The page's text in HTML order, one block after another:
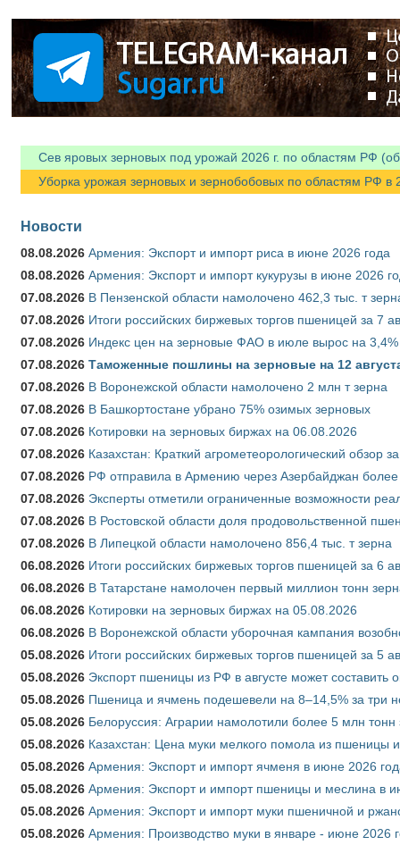
Сев яровых зерновых под урожай 2026 г. по областям РФ
Уборка урожая зерновых и зернобобовых по областям РФ в
Новости
08.08.2026 Армения: Экспорт и импорт риса в июне 2026 года
08.08.2026 Армения: Экспорт и импорт кукурузы в июне 2026
07.08.2026 В Пензенской области намолочено 462,3 тыс. т
07.08.2026 Итоги российских биржевых торгов пшеницей за 7
07.08.2026 Индекс цен на зерновые ФАО в июле вырос на 3,4%
07.08.2026 Таможенные пошлины на зерновые на 12
07.08.2026 В Воронежской области намолочено 2 млн т зерна
07.08.2026 В Башкортостане убрано 75% озимых зерновых
07.08.2026 Котировки на зерновых биржах на 06.08.2026
07.08.2026 Казахстан: Краткий агрометеорологический обзор
07.08.2026 РФ отправила в Армению через Азербайджан более
07.08.2026 Эксперты отметили ограниченные возможности
07.08.2026 В Ростовской области доля продовольственной
07.08.2026 В Липецкой области намолочено 856,4 тыс. т зерна
06.08.2026 Итоги российских биржевых торгов пшеницей за 6
06.08.2026 В Татарстане намолочен первый миллион тонн
06.08.2026 Котировки на зерновых биржах на 05.08.2026
06.08.2026 В Воронежской области уборочная кампания
05.08.2026 Итоги российских биржевых торгов пшеницей за 5
05.08.2026 Экспорт пшеницы из РФ в августе может составить
05.08.2026 Пшеница и ячмень подешевели на 8–14,5% за три
05.08.2026 Белоруссия: Аграрии намолотили более 5 млн тонн
05.08.2026 Казахстан: Цена муки мелкого помола из пшеницы
05.08.2026 Армения: Экспорт и импорт ячменя в июне 2026
05.08.2026 Армения: Экспорт и импорт пшеницы и меслина в
05.08.2026 Армения: Экспорт и импорт муки пшеничной и
05.08.2026 Армения: Производство муки в январе - июне 2026